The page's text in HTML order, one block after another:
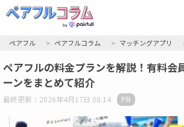
ペアフル ペアフルコラム マッチングアプリ
ペアフルの料金プランを解説！有料会
ーンをまとめて紹介
最終更新：2026年4月17日 08:14